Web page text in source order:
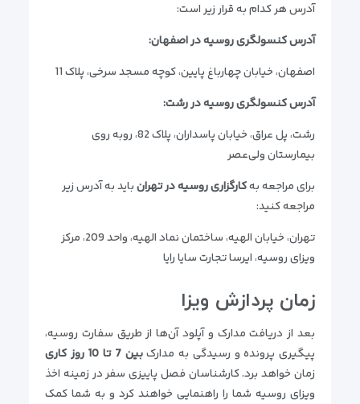
آدرس هر کدام به قرار زیر است:
آدرس کنسولگری روسیه در اصفهان:
اصفهان، خیابان چهارباغ پایین، کوچه مسجد سرخی، پلاک 11
آدرس کنسولگری روسیه در رشت:
رشت، پل عراق، خیابان پاسداران، پلاک 82، روبه روی
بیمارستان ولی‌عصر
برای مراجعه بهکارگزاری روسیه در تهرانباید به آدرس زیر
مراجعه کنید:
تهران، خیابان الهیه، ساختمان نماد الهیه، واحد 209، مرکز
ویزای روسیه، ایرسا تجارت سایا رایا
زمان پردازش ویزا
بعد از دریافت مدارک و آپلود آن‌ها از طریق سفارت روسیه،
پیگیری پرونده و رسیدگی به مدارکبین 7 تا 10 روز کاری
زمان خواهد برد. کارشناسان فصل پاییزی سفر در زمینه اخذ
ویزای روسیه شما را راهنمایی خواهند کرد و به شما کمک